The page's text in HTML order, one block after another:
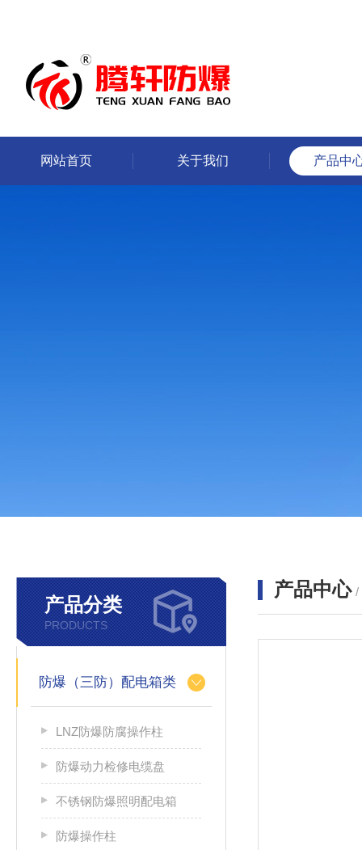
网站首页 关于我们 产品中
产品分类
PRODUCTS
防爆（三防）配电箱类
LNZ防爆防腐操作柱
防爆动力检修电缆盘
不锈钢防爆照明配电箱
防爆操作柱
产品中心 /